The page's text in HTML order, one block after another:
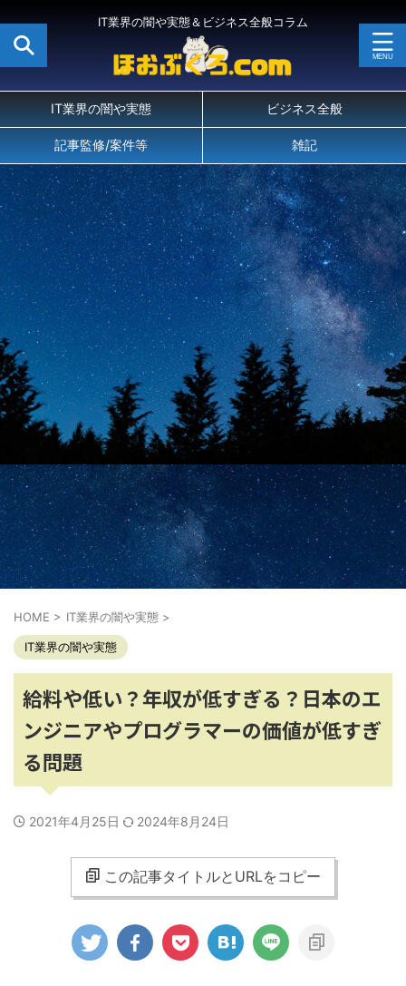
IT業界の闇や実態＆ビジネス全般コラム
IT業界の闇や実態 ビジネス全般
記事監修/案件等 雑記
HOME > IT業界の闇や実態 >
IT業界の闇や実態
給料や低い？年収が低すぎる？日本のエ
ンジニアやプログラマーの価値が低すぎ
る問題
2021年4月25日 2024年8月24日
この記事タイトルとURLをコピー